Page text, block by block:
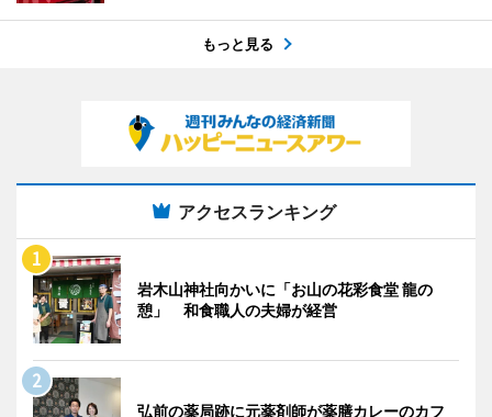
もっと見る
アクセスランキング
岩木山神社向かいに「お山の花彩食堂 龍の
憩」 和食職人の夫婦が経営
弘前の薬局跡に元薬剤師が薬膳カレーのカフ